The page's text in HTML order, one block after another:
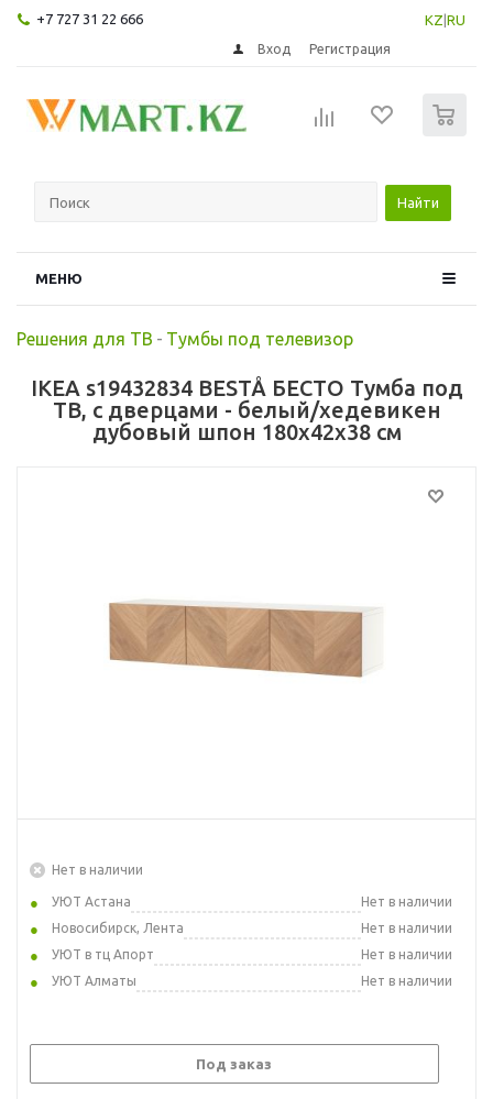
+7 727 31 22 666 KZ RU
Вход Регистрация
Найти
МЕНЮ
Решения для ТВ - Тумбы под телевизор
IKEA s19432834 BESTÅ БЕСТО Тумба под
ТВ, с дверцами - белый/хедевикен
дубовый шпон 180x42x38 см
Нет в наличии
УЮТ Астана
Нет в наличии
Новосибирск, Лента
Нет в наличии
УЮТ в тц Апорт
Нет в наличии
УЮТ Алматы
Нет в наличии
Под заказ